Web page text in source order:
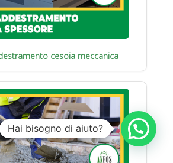
cesoia meccanica
Hai bisogno di aiuto?